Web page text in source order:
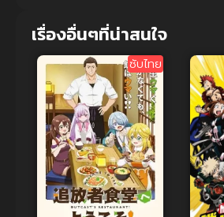
เรื่องอื่นๆที่น่าสนใจ
ซับไทย